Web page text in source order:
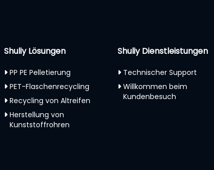
Shuliy Lösungen
PP PE Pelletierung
PET-Flaschenrecycling
Recycling von Altreifen
Herstellung von
Kunststoffrohren
Shuliy Dienstleistungen
Technischer Support
Willkommen beim
Kundenbesuch